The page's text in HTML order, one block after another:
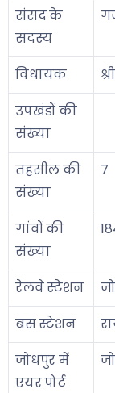
संसद के
सदस्य
विधायक
उपखंडों की
संख्या
तहसील की
संख्या
7
गांवों की
संख्या
रेलवे स्टेशन
बस स्टेशन
जोधपुर में
एयर पोर्ट